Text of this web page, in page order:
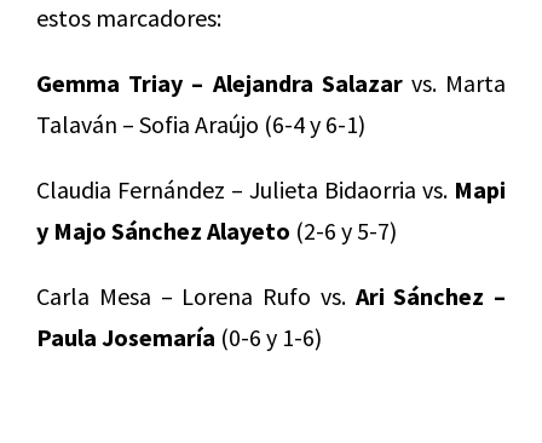
estos marcadores:
Gemma Triay – Alejandra Salazarvs. Marta
Talaván – Sofia Araújo (6-4 y 6-1)
Claudia Fernández – Julieta Bidaorria vs. Mapi
y Majo Sánchez Alayeto (2-6 y 5-7)
Carla Mesa – Lorena Rufo vs. Ari Sánchez –
Paula Josemaría (0-6 y 1-6)